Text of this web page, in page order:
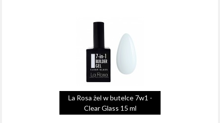
La Rosa żel w butelce 7w1 -
Clear Glass 15 ml